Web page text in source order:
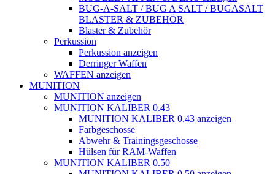
BUG-A-SALT / BUG A SALT / BUGASALT
BLASTER & ZUBEHÖR
Blaster & Zubehör
Perkussion
Perkussion anzeigen
Derringer Waffen
WAFFEN anzeigen
MUNITION
MUNITION anzeigen
MUNITION KALIBER 0.43
MUNITION KALIBER 0.43 anzeigen
Farbgeschosse
Abwehr & Trainingsgeschosse
Hülsen für RAM-Waffen
MUNITION KALIBER 0.50